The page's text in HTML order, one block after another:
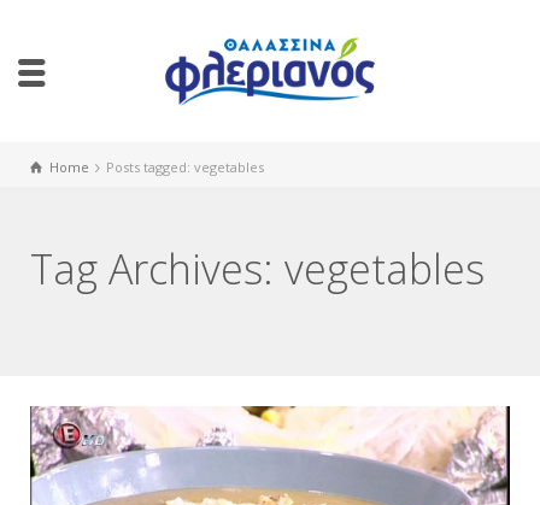
Home Posts tagged: vegetables
Tag Archives: vegetables